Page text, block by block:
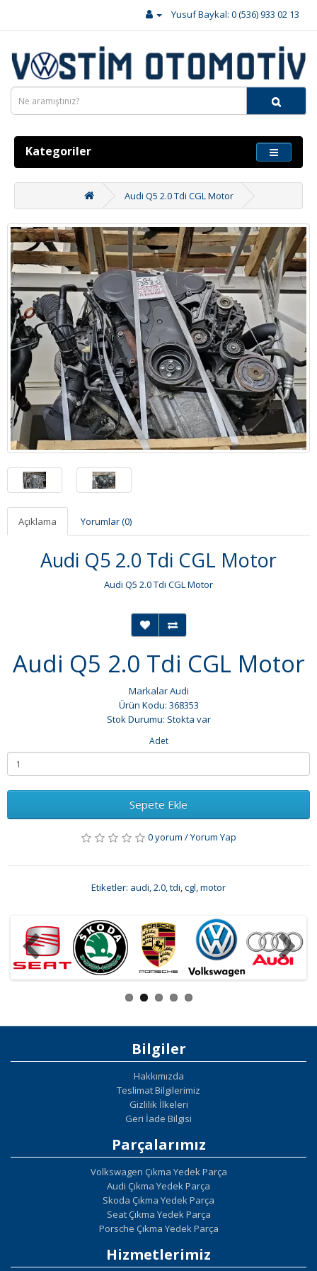
Yusuf Baykal: 0 (536) 933 02 13
Kategoriler
Audi Q5 2.0 Tdi CGL Motor
Açıklama Yorumlar (0)
Audi Q5 2.0 Tdi CGL Motor
Audi Q5 2.0 Tdi CGL Motor
Audi Q5 2.0 Tdi CGL Motor
MarkalarAudi
Ürün Kodu: 368353
Stok Durumu: Stokta var
Adet
Sepete Ekle
0 yorum /Yorum Yap
Etiketler: audi,2.0,tdi,cgl,motor
Bilgiler
Hakkımızda
Teslimat Bilgilerimiz
Gizlilik İlkeleri
Geri İade Bilgisi
Parçalarımız
Volkswagen Çıkma Yedek Parça
Audi Çıkma Yedek Parça
Skoda Çıkma Yedek Parça
Seat Çıkma Yedek Parça
Porsche Çıkma Yedek Parça
Hizmetlerimiz